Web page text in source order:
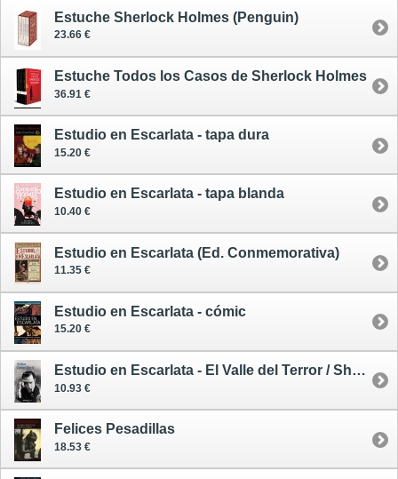
Estuche Sherlock Holmes (Penguin)
23.66 €
Estuche Todos los Casos de Sherlock Holmes
36.91 €
Estudio en Escarlata - tapa dura
15.20 €
Estudio en Escarlata - tapa blanda
10.40 €
Estudio en Escarlata (Ed. Conmemorativa)
11.35 €
Estudio en Escarlata - cómic
15.20 €
Estudio en Escarlata - El Valle del Terror / Sherlock Holmes - Las Novelas 1
10.93 €
Felices Pesadillas
18.53 €